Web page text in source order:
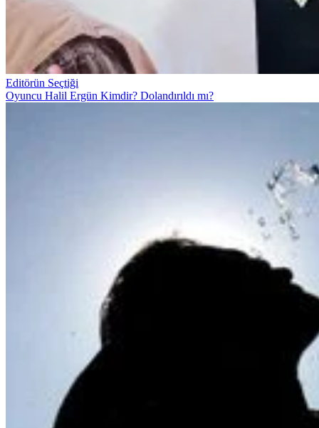
Editörün Seçtiği
Oyuncu Halil Ergün Kimdir? Dolandırıldı mı?